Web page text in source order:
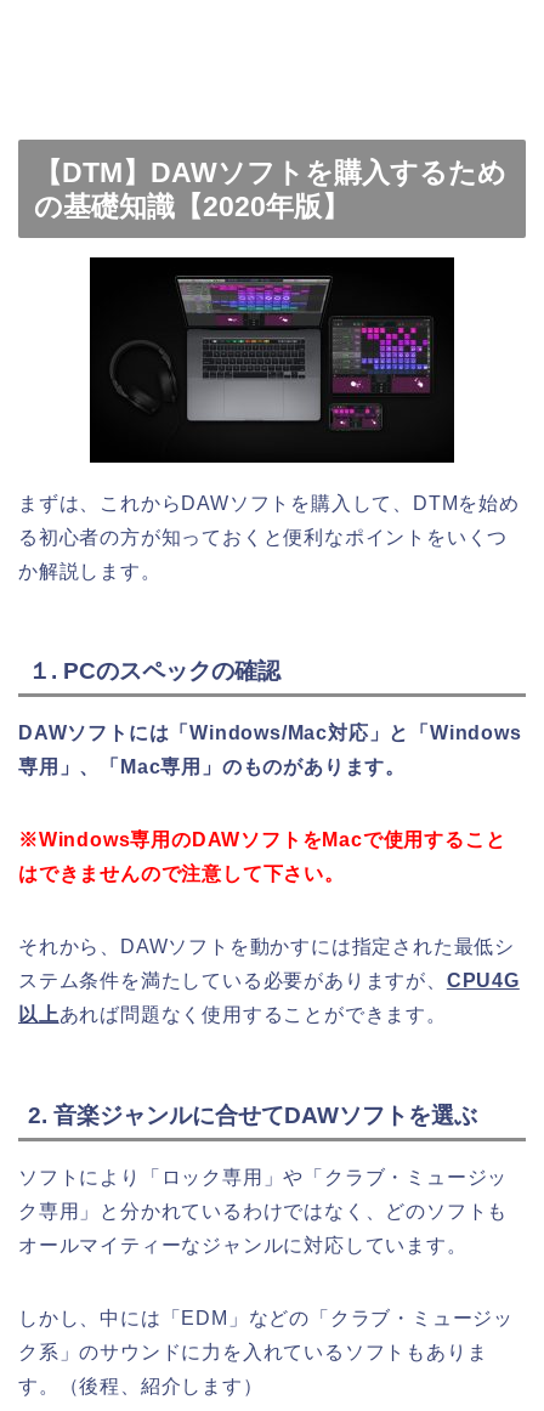
【DTM】DAWソフトを購入するため
の基礎知識【2020年版】
まずは、これからDAWソフトを購入して、DTMを始め
る初心者の方が知っておくと便利なポイントをいくつ
か解説します。
１. PCのスペックの確認
DAWソフトには「Windows/Mac対応」と「Windows
専用」、「Mac専用」のものがあります。
※Windows専用のDAWソフトをMacで使用すること
はできませんので注意して下さい。
それから、DAWソフトを動かすには指定された最低シ
ステム条件を満たしている必要がありますが、 CPU4G
以上あれば問題なく使用することができます。
2. 音楽ジャンルに合せてDAWソフトを選ぶ
ソフトにより「ロック専用」や「クラブ・ミュージッ
ク専用」と分かれているわけではなく、どのソフトも
オールマイティーなジャンルに対応しています。
しかし、中には「EDM」などの「クラブ・ミュージッ
ク系」のサウンドに力を入れているソフトもありま
す。（後程、紹介します）